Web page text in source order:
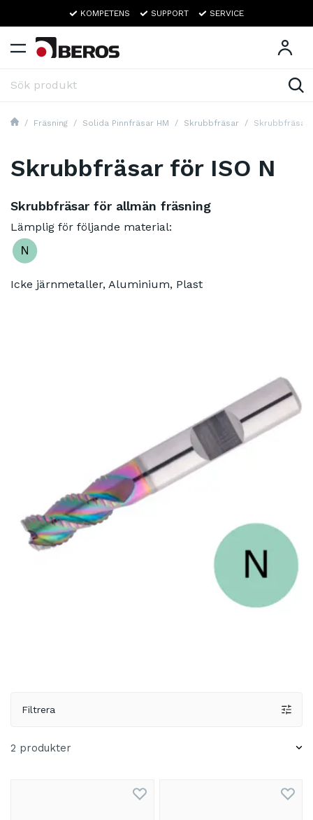
KOMPETENS SUPPORT SERVICE
Fräsning Solida Pinnfräsar HM Skrubbfräsar Skrubbfräsar
Skrubbfräsar för ISO N
Skrubbfräsar för allmän fräsning
Lämplig för följande material:
Icke järnmetaller, Aluminium, Plast
Filtrera
2 produkter